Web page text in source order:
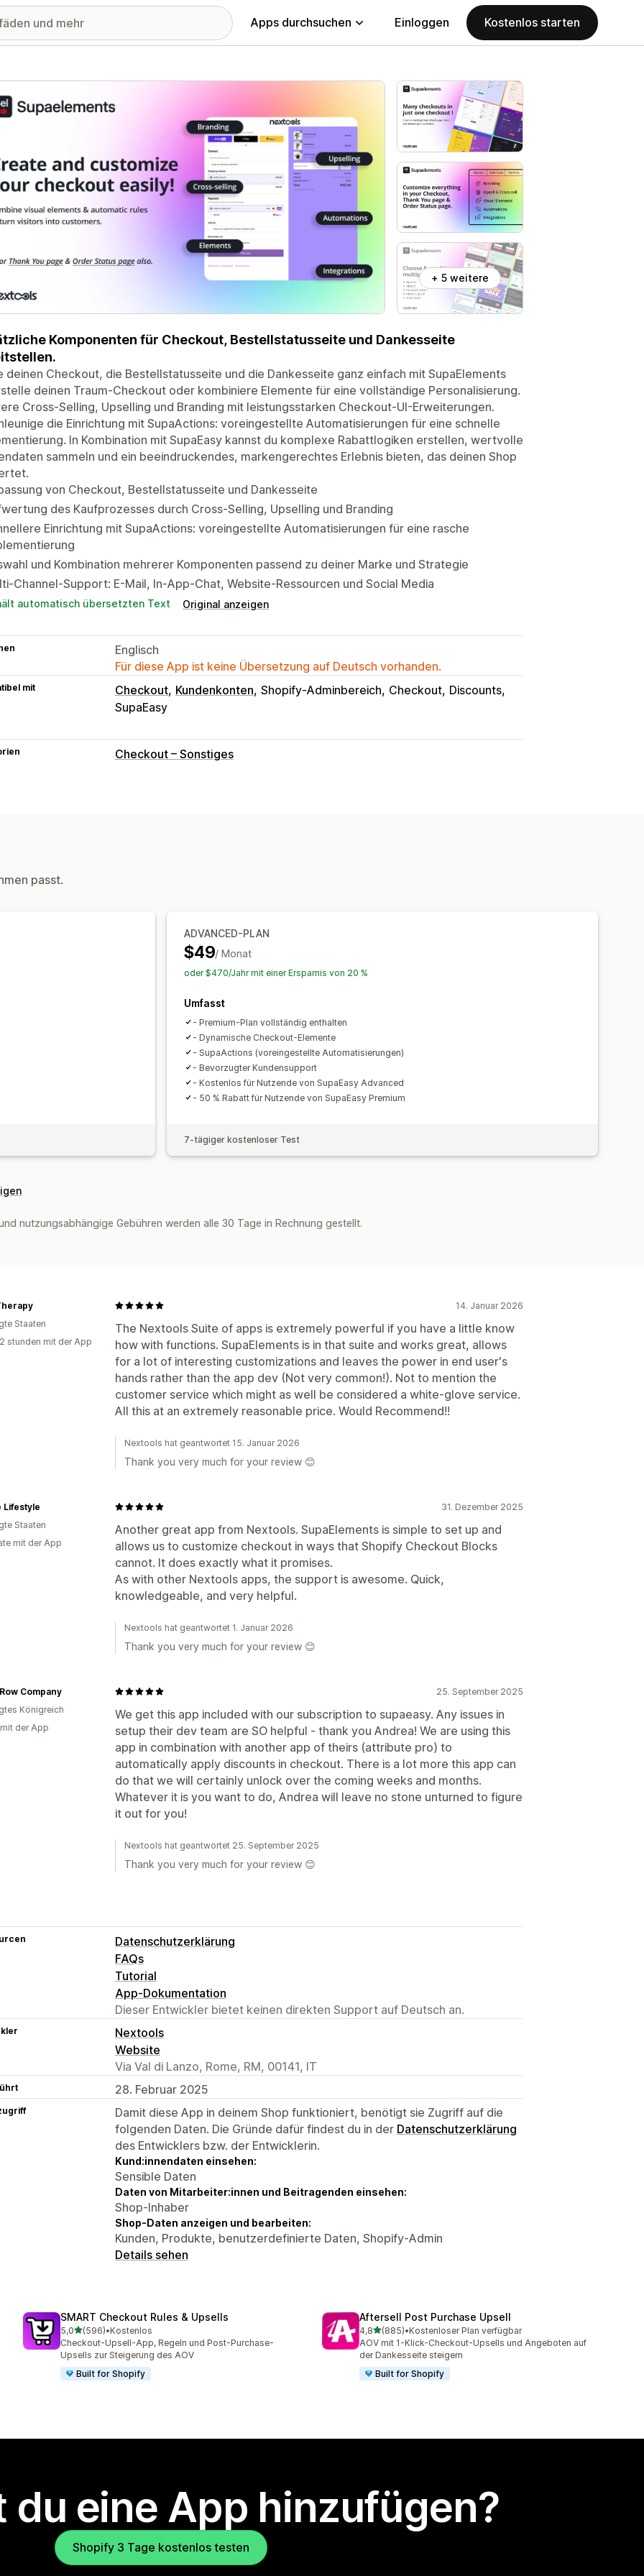
Apps durchsuchen Einloggen Kostenlos starten
Bildergalerie
+ 5 weitere
Komponenten für Checkout, Bestellstatusseite und Dankesseite
deinen Checkout, die Bestellstatusseite und die Dankesseite ganz einfach mit SupaElements
deinen Traum-Checkout oder kombiniere Elemente für eine vollständige Personalisierung.
Cross-Selling, Upselling und Branding mit leistungsstarken Checkout-UI-Erweiterungen.
die Einrichtung mit SupaActions: voreingestellte Automatisierungen für eine schnelle
In Kombination mit SupaEasy kannst du komplexe Rabattlogiken erstellen, wertvolle
sammeln und ein beeindruckendes, markengerechtes Erlebnis bieten, das deinen Shop
von Checkout, Bestellstatusseite und Dankesseite
des Kaufprozesses durch Cross-Selling, Upselling und Branding
Einrichtung mit SupaActions: voreingestellte Automatisierungen für eine rasche
und Kombination mehrerer Komponenten passend zu deiner Marke und Strategie
Channel-Support: E-Mail, In-App-Chat, Website-Ressourcen und Social Media
automatisch übersetzten Text Original anzeigen
Englisch
Für diese App ist keine Übersetzung auf Deutsch vorhanden.
mit Checkout Kundenkonten Shopify-Adminbereich Checkout Discounts
SupaEasy
Checkout – Sonstiges
passt.
ADVANCED-PLAN
$49/ Monat
oder $470/Jahr mit einer Ersparnis von 20 %
Umfasst
- Premium-Plan vollständig enthalten
- Dynamische Checkout-Elemente
- SupaActions (voreingestellte Automatisierungen)
- Bevorzugter Kundensupport
- Kostenlos für Nutzende von SupaEasy Advanced
- 50 % Rabatt für Nutzende von SupaEasy Premium
7-tägiger kostenloser Test
nutzungsabhängige Gebühren werden alle 30 Tage in Rechnung gestellt.
14. Januar 2026
The Nextools Suite of apps is extremely powerful if you have a little know
how with functions. SupaElements is in that suite and works great, allows
for a lot of interesting customizations and leaves the power in end user's
hands rather than the app dev (Not very common!). Not to mention the
customer service which might as well be considered a white-glove service.
All this at an extremely reasonable price. Would Recommend!!
Staaten
stunden mit der App
Nextools hat geantwortet 15. Januar 2026
Thank you very much for your review 😊
31. Dezember 2025
Another great app from Nextools. SupaElements is simple to set up and
allows us to customize checkout in ways that Shopify Checkout Blocks
cannot. It does exactly what it promises.
As with other Nextools apps, the support is awesome. Quick,
knowledgeable, and very helpful.
Lifestyle
Staaten
mit der App
Nextools hat geantwortet 1. Januar 2026
Thank you very much for your review 😊
25. September 2025
We get this app included with our subscription to supaeasy. Any issues in
setup their dev team are SO helpful - thank you Andrea! We are using this
app in combination with another app of theirs (attribute pro) to
automatically apply discounts in checkout. There is a lot more this app can
do that we will certainly unlock over the coming weeks and months.
Whatever it is you want to do, Andrea will leave no stone unturned to figure
it out for you!
Company
Königreich
der App
Nextools hat geantwortet 25. September 2025
Thank you very much for your review 😊
Datenschutzerklärung
FAQs
Tutorial
App-Dokumentation
Dieser Entwickler bietet keinen direkten Support auf Deutsch an.
Nextools
Website
Via Val di Lanzo, Rome, RM, 00141, IT
28. Februar 2025
Damit diese App in deinem Shop funktioniert, benötigt sie Zugriff auf die
folgenden Daten. Die Gründe dafür findest du in der Datenschutzerklärung
des Entwicklers bzw. der Entwicklerin.
Kund:innendaten einsehen:
Sensible Daten
Daten von Mitarbeiter:innen und Beitragenden einsehen:
Shop-Inhaber
Shop-Daten anzeigen und bearbeiten:
Kunden, Produkte, benutzerdefinierte Daten, Shopify-Admin
Details sehen
SMART Checkout Rules & Upsells
5,0von 5 Sternen
(596)
596 Rezensionen insgesamt
•Kostenlos
Checkout-Upsell-App, Regeln und Post-Purchase-
Upsells zur Steigerung des AOV
Built for Shopify
Aftersell Post Purchase Upsell
4,8von 5 Sternen
(885)
885 Rezensionen insgesamt
•Kostenloser Plan verfügbar
AOV mit 1-Klick-Checkout-Upsells und Angeboten auf
der Dankesseite steigern
Built for Shopify
du eine App hinzufügen?
Shopify 3 Tage kostenlos testen